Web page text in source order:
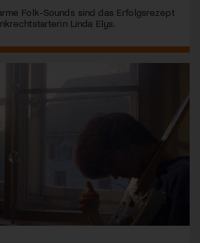
Folk-Sounds sind das Erfolgsrezept
Linda Elys.